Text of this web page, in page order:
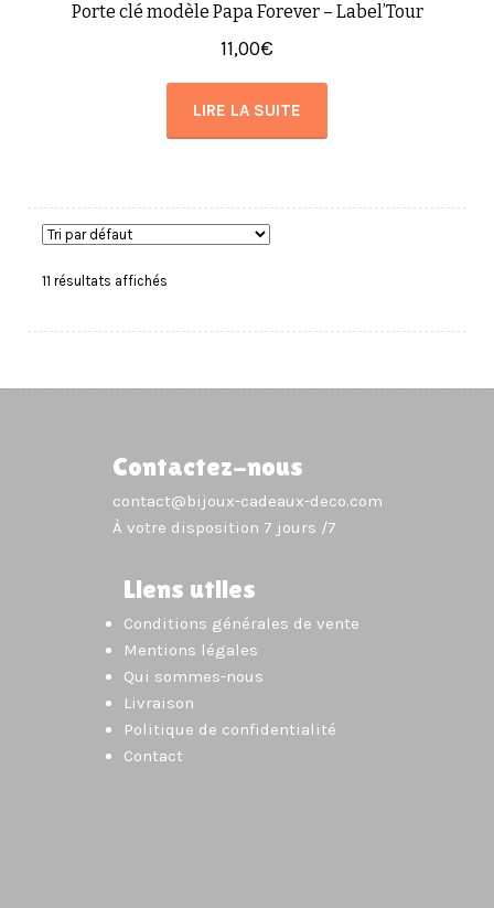
Porte clé modèle Papa Forever – Label’Tour
11,00€
LIRE LA SUITE
11 résultats affichés
Contactez-nous
contact@bijoux-cadeaux-deco.com
À votre disposition 7 jours /7
Liens utiles
Conditions générales de vente
Mentions légales
Qui sommes-nous
Livraison
Politique de confidentialité
Contact